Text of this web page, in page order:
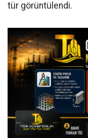
tür görüntülendi.